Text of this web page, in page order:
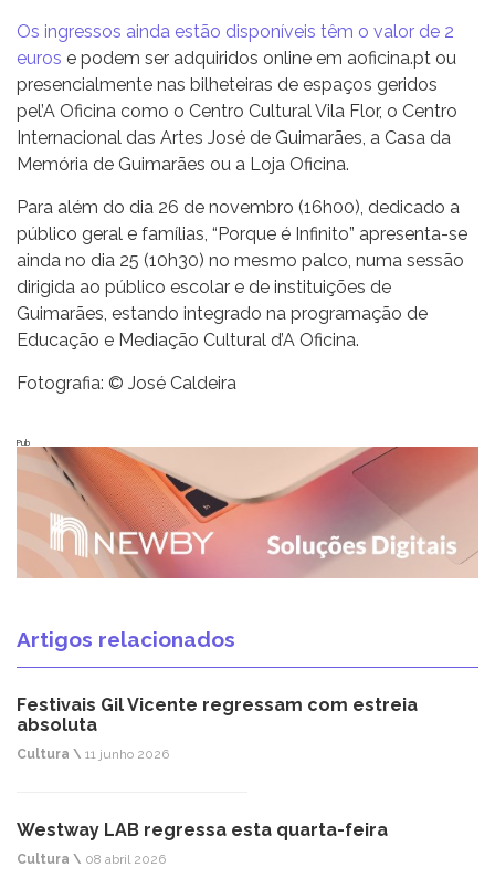
Os ingressos ainda estão disponíveis têm o valor de 2
euros e podem ser adquiridos online em aoficina.pt ou
presencialmente nas bilheteiras de espaços geridos
pel’A Oficina como o Centro Cultural Vila Flor, o Centro
Internacional das Artes José de Guimarães, a Casa da
Memória de Guimarães ou a Loja Oficina.
Para além do dia 26 de novembro (16h00), dedicado a
público geral e famílias, “Porque é Infinito” apresenta-se
ainda no dia 25 (10h30) no mesmo palco, numa sessão
dirigida ao público escolar e de instituições de
Guimarães, estando integrado na programação de
Educação e Mediação Cultural d’A Oficina.
Fotografia: © José Caldeira
Pub
Artigos relacionados
Festivais Gil Vicente regressam com estreia
absoluta
Cultura \ 11 junho 2026
Westway LAB regressa esta quarta-feira
Cultura \ 08 abril 2026